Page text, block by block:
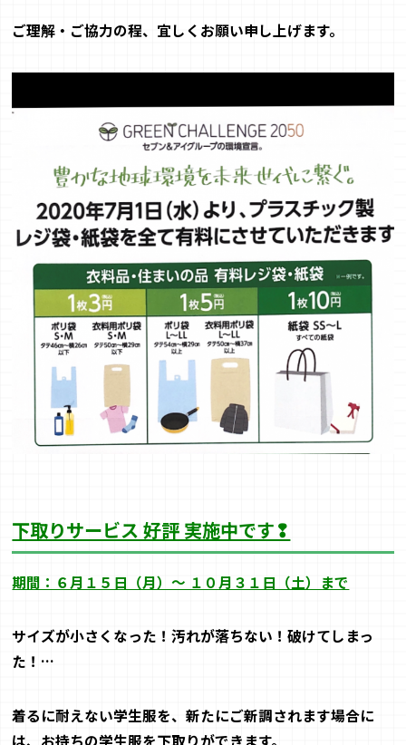
ご理解・ご協力の程、宜しく お願い申し上げます。
下取りサービス 好評 実施中です❢
期間：６月１５日（月）～ １０月３１日（土）まで
サイズが小さくなった！汚れが落ちない！破けてしまっ
た！ …
着るに耐えない学生服を、新たにご新調されます場合に
は、お持ちの学生服を下取りができます。